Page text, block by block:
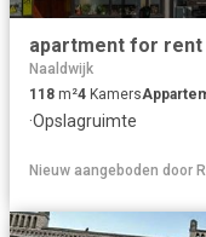
Naaldwijk
118 m²4 Kamers
·Opslagruimte
Nieuw aangeboden door